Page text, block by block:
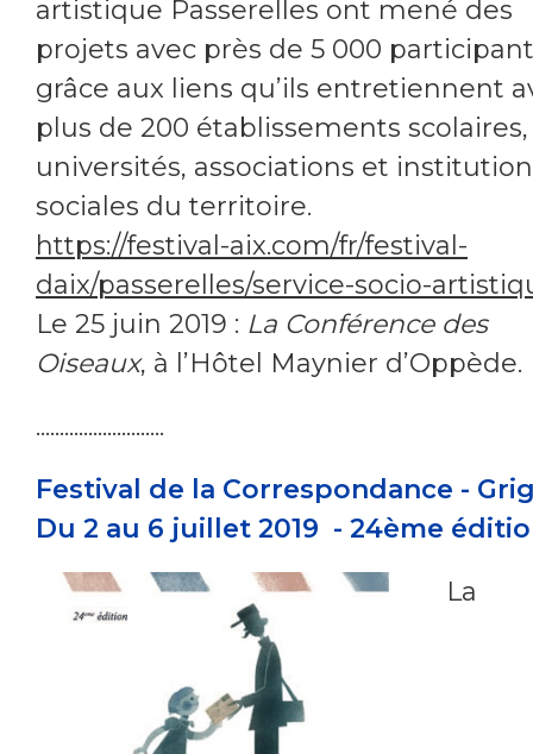
artistique Passerelles ont mené des
projets avec près de 5 000
grâce aux liens qu’ils entretiennent
plus de 200 établissements scolaires,
universités, associations et
sociales du territoire.
https://festival-aix.com/fr/festival-
daix/passerelles/service-socio-
Le 25 juin 2019 : La Conférence des
Oiseaux, à l’Hôtel Maynier d’Oppède.
...........................
Festival de la Correspondance -
Du 2 au 6 juillet 2019 - 24ème
La